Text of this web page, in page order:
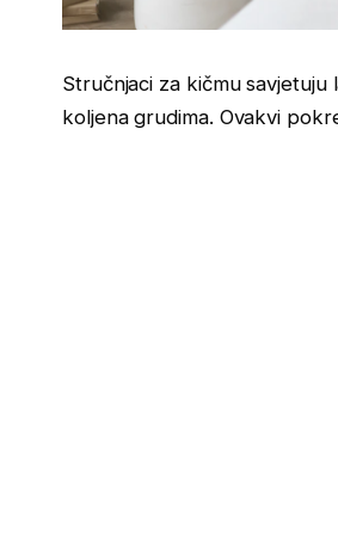
Stručnjaci za kičmu
koljena grudima. Ovakvi